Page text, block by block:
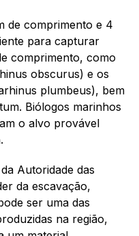
de comprimento e 4
para capturar
comprimento, como
obscurus) e os
plumbeus), bem
Biólogos marinhos
o alvo provável
Autoridade das
da escavação,
ser uma das
na região,